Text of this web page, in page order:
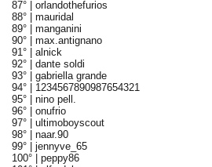
87° | orlandothefurios
88° | mauridal
89° | manganini
90° | max.antignano
91° | alnick
92° | dante soldi
93° | gabriella grande
94° | 1234567890987654321
95° | nino pell.
96° | onufrio
97° | ultimoboyscout
98° | naar.90
99° | jennyve_65
100° | peppy86